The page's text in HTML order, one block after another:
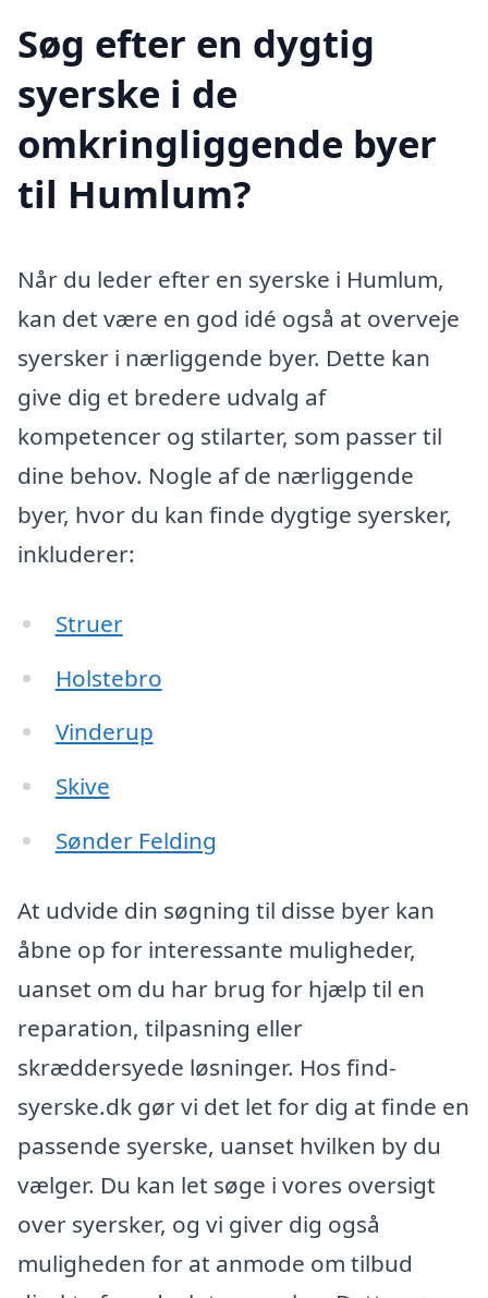
Søg efter en dygtig
syerske i de
omkringliggende byer
til Humlum?
Når du leder efter en syerske i Humlum,
kan det være en god idé også at overveje
syersker i nærliggende byer. Dette kan
give dig et bredere udvalg af
kompetencer og stilarter, som passer til
dine behov. Nogle af de nærliggende
byer, hvor du kan finde dygtige syersker,
inkluderer:
Struer
Holstebro
Vinderup
Skive
Sønder Felding
At udvide din søgning til disse byer kan
åbne op for interessante muligheder,
uanset om du har brug for hjælp til en
reparation, tilpasning eller
skræddersyede løsninger. Hos find-
syerske.dk gør vi det let for dig at finde en
passende syerske, uanset hvilken by du
vælger. Du kan let søge i vores oversigt
over syersker, og vi giver dig også
muligheden for at anmode om tilbud